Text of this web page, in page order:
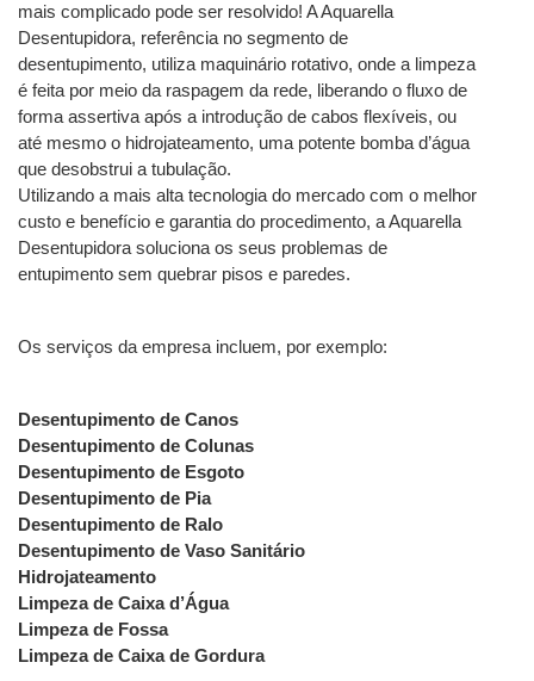
mais complicado pode ser resolvido! A Aquarella
Desentupidora, referência no segmento de
desentupimento, utiliza maquinário rotativo, onde a limpeza
é feita por meio da raspagem da rede, liberando o fluxo de
forma assertiva após a introdução de cabos flexíveis, ou
até mesmo o hidrojateamento, uma potente bomba d’água
que desobstrui a tubulação.
Utilizando a mais alta tecnologia do mercado com o melhor
custo e benefício e garantia do procedimento, a Aquarella
Desentupidora soluciona os seus problemas de
entupimento sem quebrar pisos e paredes.
Os serviços da empresa incluem, por exemplo:
Desentupimento de Canos
Desentupimento de Colunas
Desentupimento de Esgoto
Desentupimento de Pia
Desentupimento de Ralo
Desentupimento de Vaso Sanitário
Hidrojateamento
Limpeza de Caixa d’Água
Limpeza de Fossa
Limpeza de Caixa de Gordura